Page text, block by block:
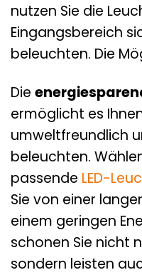
nutzen Sie die
Eingangsbereich
beleuchten. Die
Die
ermöglicht es
umweltfreundlich
beleuchten.
passende LED-
Sie von einer
einem geringen
schonen Sie nicht
sondern leisten